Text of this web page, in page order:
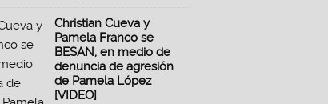
Christian Cueva y
Pamela Franco se
BESAN, en medio de
denuncia de agresión
de Pamela López
[VIDEO]